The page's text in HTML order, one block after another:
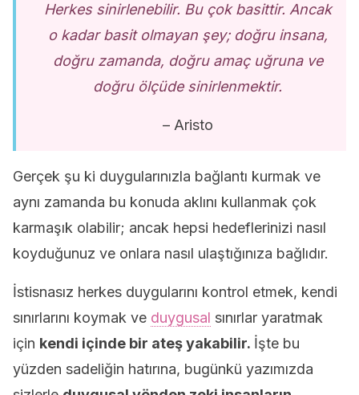
Herkes sinirlenebilir. Bu çok basittir. Ancak
o kadar basit olmayan şey; doğru insana,
doğru zamanda, doğru amaç uğruna ve
doğru ölçüde sinirlenmektir.
– Aristo
Gerçek şu ki duygularınızla bağlantı kurmak ve
aynı zamanda bu konuda aklını kullanmak çok
karmaşık olabilir; ancak hepsi hedeflerinizi nasıl
koyduğunuz ve onlara nasıl ulaştığınıza bağlıdır.
İstisnasız herkes duygularını kontrol etmek, kendi
sınırlarını koymak ve duygusal sınırlar yaratmak
için kendi içinde bir ateş yakabilir. İşte bu
yüzden sadeliğin hatırına, bugünkü yazımızda